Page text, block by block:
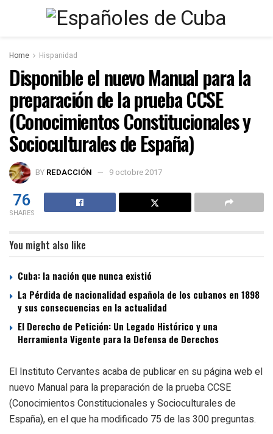
Home Hispanidad
Disponible el nuevo Manual para la
preparación de la prueba CCSE
(Conocimientos Constitucionales y
Socioculturales de España)
BY REDACCIÓN 9 octobre 2017
76
SHARES
You might also like
Cuba: la nación que nunca existió
La Pérdida de nacionalidad española de los cubanos en 1898
y sus consecuencias en la actualidad
El Derecho de Petición: Un Legado Histórico y una
Herramienta Vigente para la Defensa de Derechos
El Instituto Cervantes acaba de publicar en su página web el
nuevo Manual para la preparación de la prueba CCSE
(Conocimientos Constitucionales y Socioculturales de
España), en el que ha modificado 75 de las 300 preguntas.